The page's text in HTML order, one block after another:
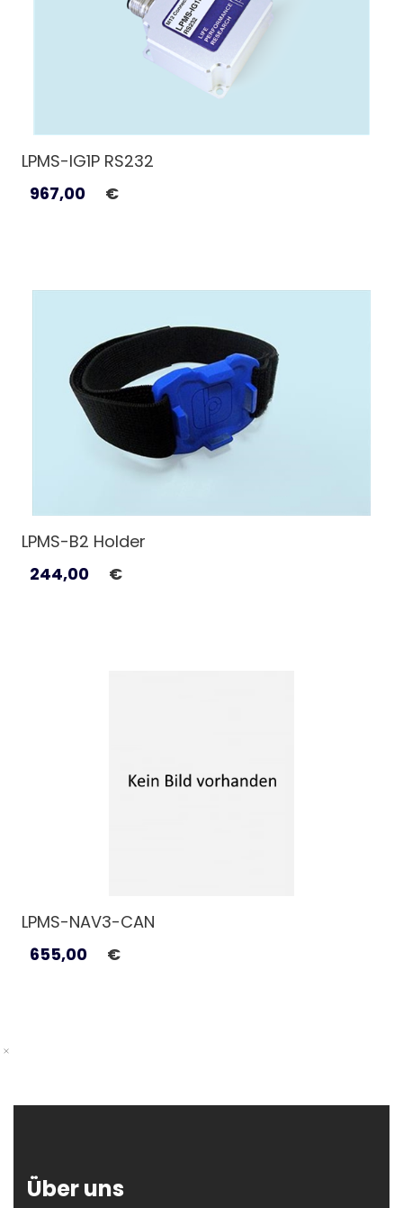
LPMS-IG1P RS232
967,00
€
LPMS-B2 Holder
244,00
€
LPMS-NAV3-CAN
655,00
€
Über uns